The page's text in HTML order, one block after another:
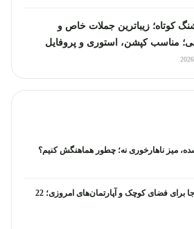
کوتاه؛ زیباترین جملات خاص و
مناسب کپشن، استوری و پروفایل
میز ناهارخوری نه؛ چطور هماهنگش کنیم؟
میز ناهارخوری کم‌جا برای فضای کوچک و آپارتمان‌های امروزی؛ 22